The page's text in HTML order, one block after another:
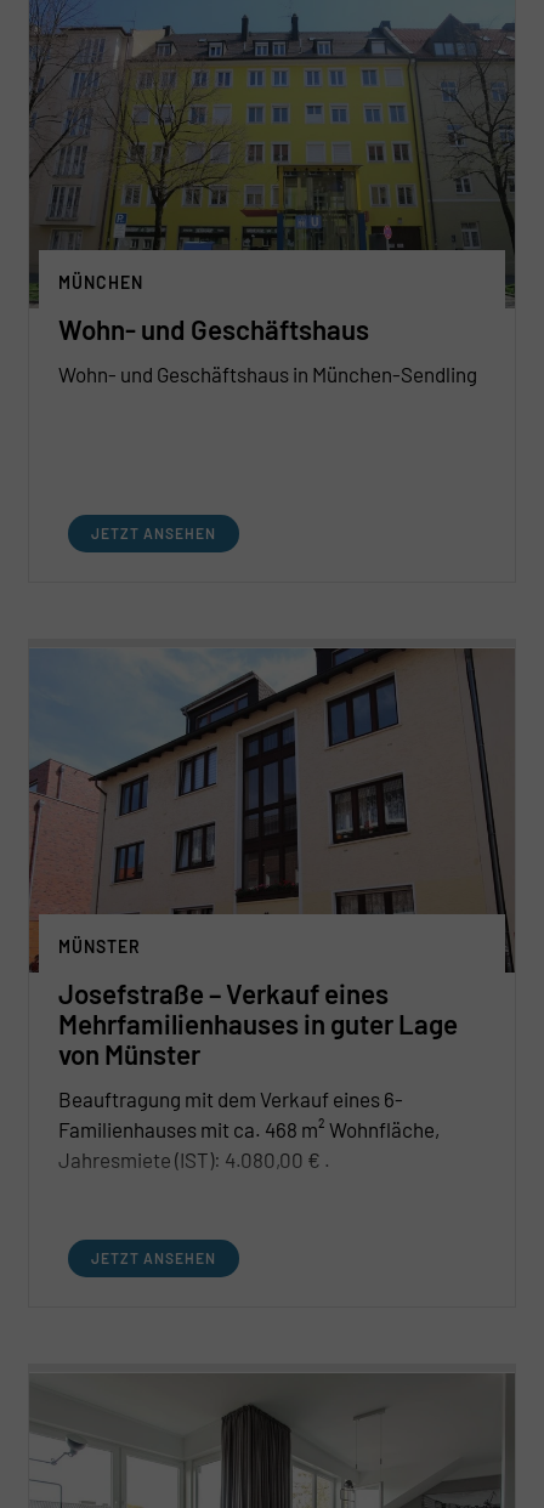
MÜNCHEN
Wohn- und Geschäftshaus
Wohn- und Geschäftshaus in München-Sendling
JETZT ANSEHEN
MÜNSTER
Josefstraße – Verkauf eines
Mehrfamilienhauses in guter Lage
von Münster
Beauftragung mit dem Verkauf eines 6-
Familienhauses mit ca. 468 m² Wohnfläche,
Jahresmiete (IST): 4.080,00 € .
JETZT ANSEHEN